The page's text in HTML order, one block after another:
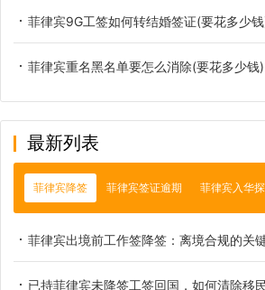
菲律宾9G工签如何转结婚签证(要花多少
菲律宾重名黑名单要怎么消除(要花多少钱)
最新列表
菲律宾降签 菲律宾签证逾期 菲律宾入华
菲律宾出境前工作签降签：离境合规的关
已持菲律宾未降签工签回国，如何清除移